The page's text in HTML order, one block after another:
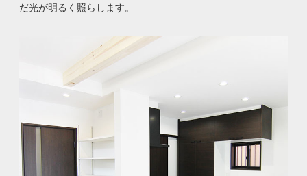
だ光が明るく照らします。